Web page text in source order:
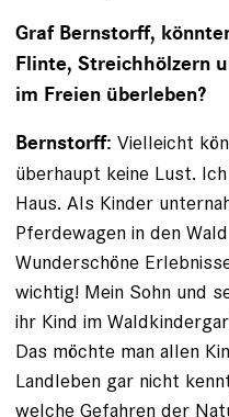
Graf Bernstorff,
Flinte, Streichhölzern
im Freien überleben?
Bernstorff: Vielleicht
überhaupt keine Lust.
Haus. Als Kinder
Pferdewagen in den
Wunderschöne
wichtig! Mein Sohn und
ihr Kind im
Das möchte man allen
Landleben gar nicht
welche Gefahren der